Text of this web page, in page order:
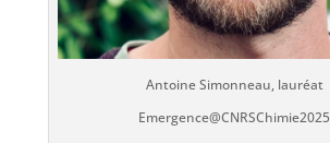
Antoine Simonneau, lauréat
Emergence@CNRSChimie2025